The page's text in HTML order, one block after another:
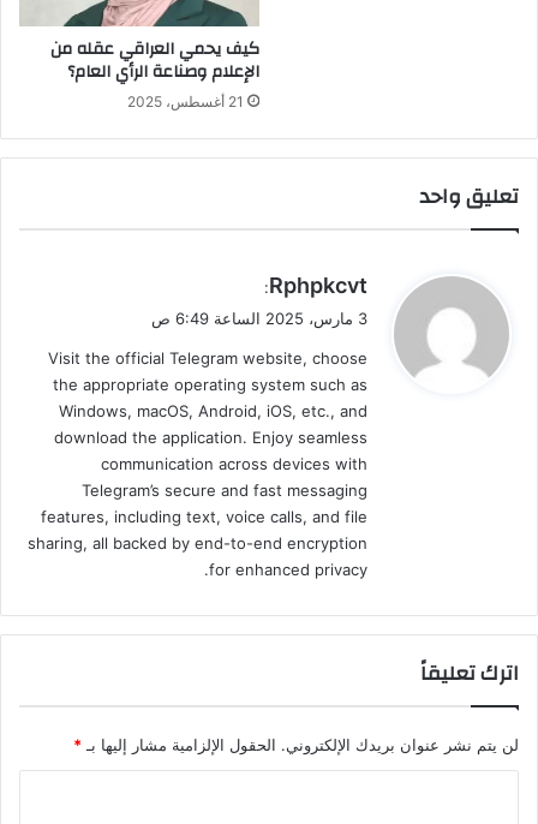
كيف يحمي العراقي عقله من
الإعلام وصناعة الرأي العام؟
21 أغسطس، 2025
تعليق واحد
ي
ل
Rphpkcvt
:
3 مارس، 2025 الساعة 6:49 ص
Visit the official Telegram website, choose
the appropriate operating system such as
Windows, macOS, Android, iOS, etc., and
download the application. Enjoy seamless
communication across devices with
Telegram’s secure and fast messaging
features, including text, voice calls, and file
sharing, all backed by end-to-end encryption
for enhanced privacy.
اترك تعليقاً
لن يتم نشر عنوان بريدك الإلكتروني. الحقول الإلزامية مشار إليها بـ *